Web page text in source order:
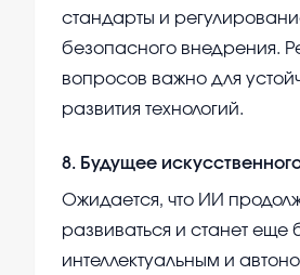
стандарты и
безопасного внедрения.
вопросов важно для
развития технологий.
8. Будущее
Ожидается, что ИИ
развиваться и станет еще
интеллектуальным и